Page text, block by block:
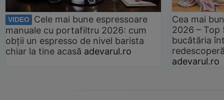
VIDEO
Cele mai bune espressoare
manuale cu portafiltru 2026: cum
obții un espresso de nivel barista
chiar la tine acasă adevarul.ro
Cea mai
2026 –
bucătăria
adevarul.ro